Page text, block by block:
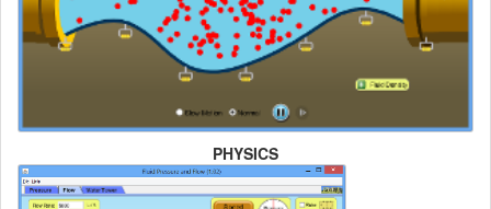
PHYSICS